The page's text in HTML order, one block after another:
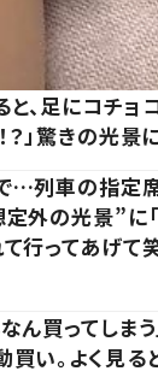
、足にコチョ
」驚きの光景
…列車の指定
外の光景”に「
て行ってあげて笑
なん買ってしま
買い。よく見